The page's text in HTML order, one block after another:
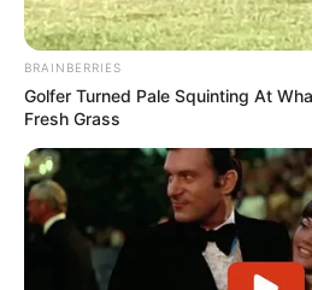
BRAINBERRIES
Golfer Turned Pale Squinting At
Fresh Grass